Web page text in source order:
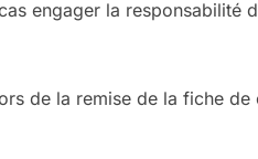
engager la responsabilité
de la remise de la fiche de